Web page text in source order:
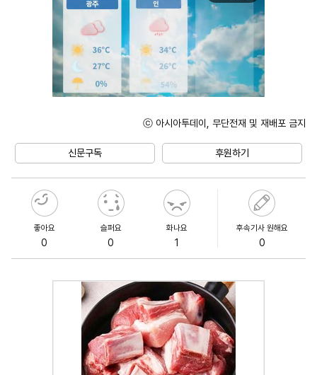
ⓒ 아시아투데이, 무단전재 및 재배포 금지
신문구독 후원하기
좋아요
0
슬퍼요
0
화나요
1
후속기사 원해요
0